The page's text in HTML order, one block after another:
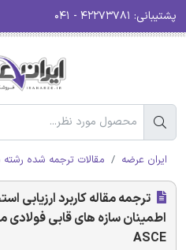
پشتیبانی:
ایران عرضه مقالات ترجمه شده
ترجمه مقاله کاربرد ارزیابی
اطمینان سازه های قابی فولادی
ASCE